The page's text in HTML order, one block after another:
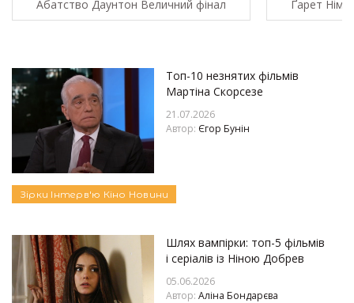
Абатство Даунтон Величний фінал Ґарет Нім
Топ-10 незнятих фільмів
Мартіна Скорсезе
21.07.2026
Автор: Єгор Бунін
Зірки Інтерв'ю Кіно Новини
Шлях вампірки: топ-5 фільмів
і серіалів із Ніною Добрев
05.06.2026
Автор: Аліна Бондарєва